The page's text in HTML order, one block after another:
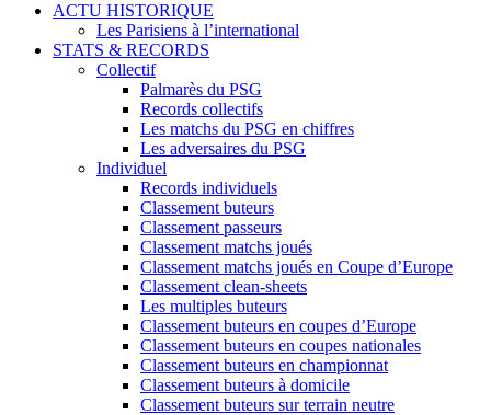
ACTU HISTORIQUE
Les Parisiens à l’international
STATS & RECORDS
Collectif
Palmarès du PSG
Records collectifs
Les matchs du PSG en chiffres
Les adversaires du PSG
Individuel
Records individuels
Classement buteurs
Classement passeurs
Classement matchs joués
Classement matchs joués en Coupe d’Europe
Classement clean-sheets
Les multiples buteurs
Classement buteurs en coupes d’Europe
Classement buteurs en coupes nationales
Classement buteurs en championnat
Classement buteurs à domicile
Classement buteurs sur terrain neutre